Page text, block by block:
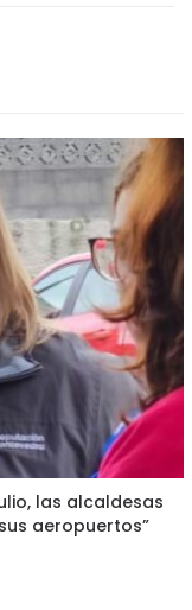
las alcaldesas
aeropuertos”